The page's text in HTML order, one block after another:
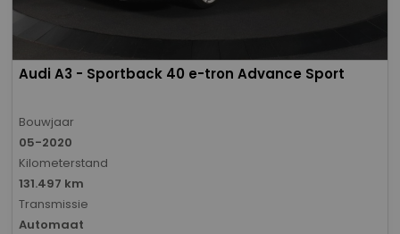
Audi A3 - Sportback 40 e-tron Advance Sport
Bouwjaar
05-2020
Kilometerstand
131.497 km
Transmissie
Automaat